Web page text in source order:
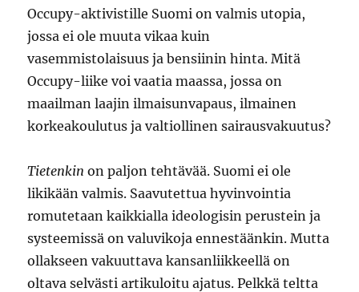
Occupy-aktivistille Suomi on valmis utopia,
jossa ei ole muuta vikaa kuin
vasemmistolaisuus ja bensiinin hinta. Mitä
Occupy-liike voi vaatia maassa, jossa on
maailman laajin ilmaisunvapaus, ilmainen
korkeakoulutus ja valtiollinen sairausvakuutus?
Tietenkin on paljon tehtävää. Suomi ei ole
likikään valmis. Saavutettua hyvinvointia
romutetaan kaikkialla ideologisin perustein ja
systeemissä on valuvikoja ennestäänkin. Mutta
ollakseen vakuuttava kansanliikkeellä on
oltava selvästi artikuloitu ajatus. Pelkkä teltta